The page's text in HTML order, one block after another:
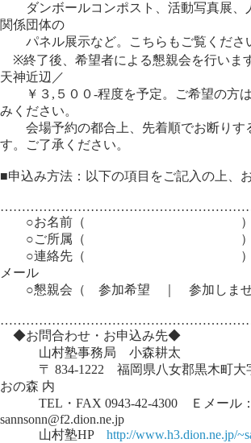
ダンボールコンポスト、活動写真展、
関係団体の
パネル展示など。こちらもご覧くださ
※終了後、希望者による懇親会を行いま
天神近辺／
￥３,５００-程度を予定。ご希望の方は
みください。
会場予約の都合上、先着順でお断りす
す。ご了承ください。
■申込み方法：以下の項目をご記入の上、
○お名前（ ）
○ご所属（ ）
○連絡先（ ）電話or
メール
○懇親会（ 参加希望 ｜ 参加しま
◆お問合わせ・お申込み先◆
山村塾事務局 小森耕太
〒 834-1222 福岡県八女郡黒木町大
おの森 内
TEL・FAX 0943-42-4300 Ｅメール：
sannsonn@f2.dion.ne.jp
山村塾HP http://www.h3.dion.ne.jp/